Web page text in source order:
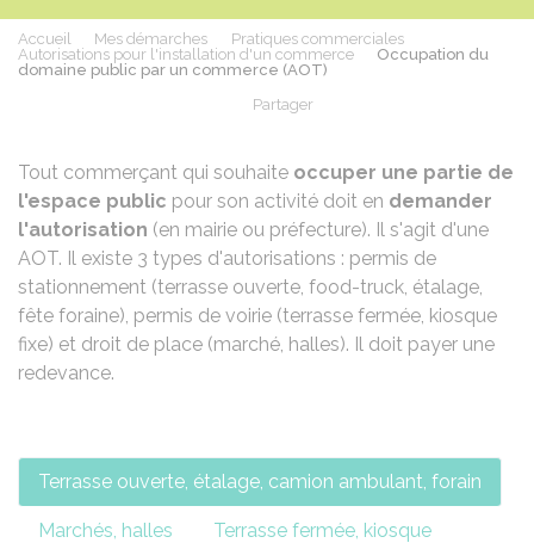
Accueil Mes démarches
Pratiques commerciales
Autorisations pour l'installation d'un commerce
Occupation du
domaine public par un commerce (AOT)
Partager
Tout commerçant qui souhaite occuper une partie de
l'espace public pour son activité doit en demander
l'autorisation (en mairie ou préfecture). Il s'agit d'une
AOT. Il existe 3 types d'autorisations : permis de
stationnement (terrasse ouverte, food-truck, étalage,
fête foraine), permis de voirie (terrasse fermée, kiosque
fixe) et droit de place (marché, halles). Il doit payer une
redevance.
Terrasse ouverte, étalage, camion ambulant, forain
Marchés, halles Terrasse fermée, kiosque